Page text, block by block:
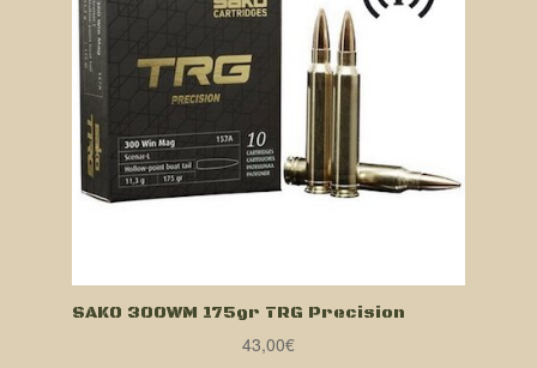
SAKO 300WM 175gr TRG Precision
43,00€